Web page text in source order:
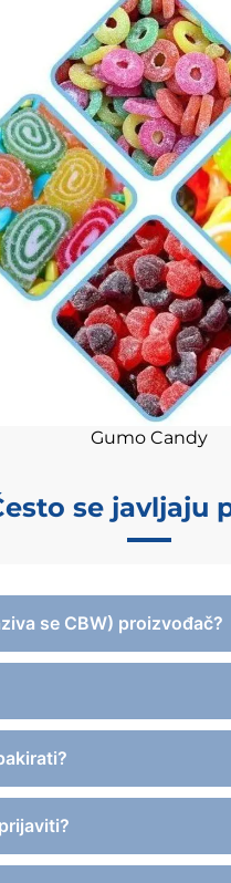
Gumo Candy
se javljaju
se CBW) proizvođač?